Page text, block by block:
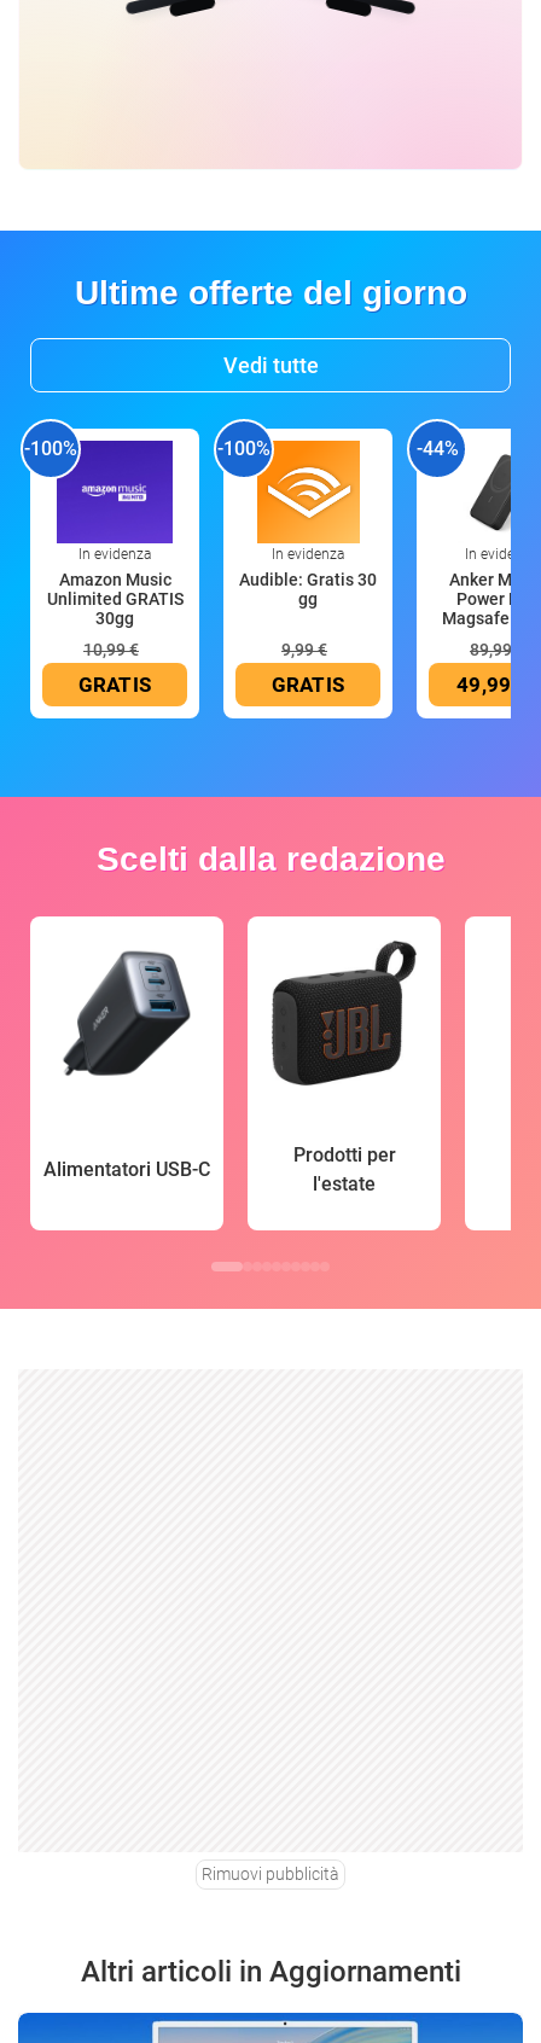
Ultime offerte del giorno
Vedi tutte
-100%
In evidenza
Amazon Music
Unlimited GRATIS
30gg
10,99 €
GRATIS
-100%
In evidenza
Audible: Gratis 30
gg
9,99 €
GRATIS
-44%
In evidenza
Anker
Power
Magsafe
89,99 €
49,99 €
Scelti dalla redazione
Alimentatori USB-C
Prodotti per
l'estate
Rimuovi pubblicità
Altri articoli in Aggiornamenti